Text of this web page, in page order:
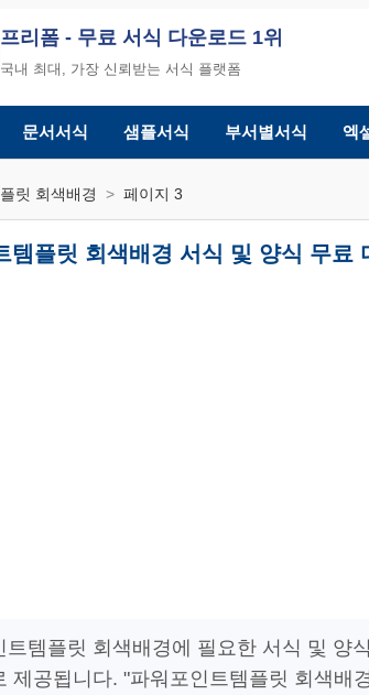
프리폼 - 무료 서식 다운로드 1위
국내 최대, 가장 신뢰받는 서식 플랫폼
문서서식 샘플서식 부서별서식 엑
릿 회색배경 페이지 3
템플릿 회색배경 서식 및 양식 무료
트템플릿 회색배경에 필요한 서식 및 양
제공됩니다. "파워포인트템플릿 회색배